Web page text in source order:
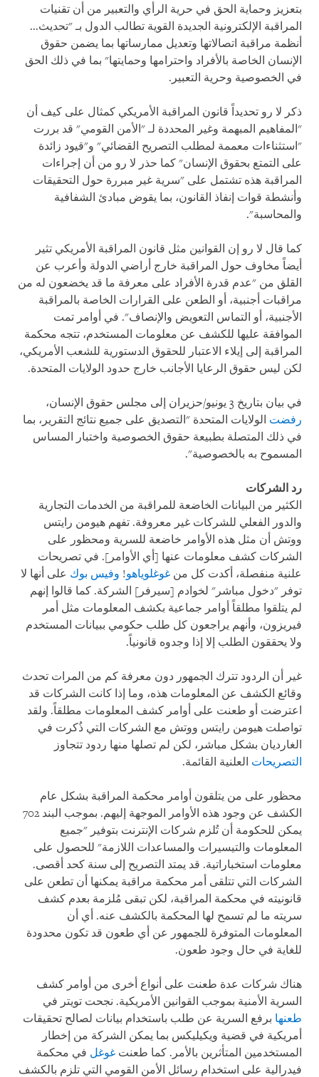
بتعزيز وحماية الحق في حرية الرأي والتعبير من أن تقنيات
المراقبة الإلكترونية الجديدة القوية تطالب الدول بـ "تحديث...
أنظمة مراقبة اتصالاتها وتعديل ممارساتها بما يضمن حقوق
الإنسان الخاصة بالأفراد واحترامها وحمايتها" بما في ذلك الحق
في الخصوصية وحرية التعبير.
ذكر لا رو تحديداً قانون المراقبة الأمريكي كمثال على كيف أن
"المفاهيم المبهمة وغير المحددة لـ "الأمن القومي" قد بررت
"استثناءات معممة لمطلب التصريح القضائي" و"قيود زائدة
على التمتع بحقوق الإنسان" كما حذر لا رو من أن إجراءات
المراقبة هذه تشتمل على "سرية غير مبررة حول التحقيقات
وأنشطة قوات إنفاذ القانون، بما يقوض مبادئ الشفافية
والمحاسبة".
كما قال لا رو إن القوانين مثل قانون المراقبة الأمريكي تثير
أيضاً مخاوف حول المراقبة خارج أراضي الدولة وأعرب عن
القلق من "عدم قدرة الأفراد على معرفة ما قد يخضعون له من
مراقبات أجنبية، أو الطعن على القرارات الخاصة بالمراقبة
الأجنبية، أو التماس التعويض والإنصاف". في أوامر تمت
الموافقة عليها للكشف عن معلومات المستخدم، تتجه محكمة
المراقبة إلى إيلاء الاعتبار للحقوق الدستورية للشعب الأمريكي،
لكن ليس حقوق الرعايا الأجانب خارج حدود الولايات المتحدة.
في بيان بتاريخ 3 يونيو/حزيران إلى مجلس حقوق الإنسان،
رفضت الولايات المتحدة "التصديق على جميع نتائج التقرير، بما
في ذلك المتصلة بطبيعة حقوق الخصوصية واختبار المساس
المسموح به بالخصوصية".
رد الشركات
الكثير من البيانات الخاضعة للمراقبة من الخدمات التجارية
والدور الفعلي للشركات غير معروفة. تفهم هيومن رايتس
ووتش أن مثل هذه الأوامر خاضعة للسرية ومحظور على
الشركات كشف معلومات عنها [أي الأوامر]. في تصريحات
علنية منفصلة، أكدت كل من غوغلوياهو! وفيس بوك على أنها لا
توفر "دخول مباشر" لخوادم [سيرفر] الشركة. كما قالوا إنهم
لم يتلقوا مطلقاً أوامر جماعية بكشف المعلومات مثل أمر
فيريزون، وأنهم يراجعون كل طلب حكومي ببيانات المستخدم
ولا يحققون الطلب إلا إذا وجدوه قانونياً.
غير أن الردود تترك الجمهور دون معرفة كم من المرات تحدث
وقائع الكشف عن المعلومات هذه، وما إذا كانت الشركات قد
اعترضت أو طعنت على أوامر كشف المعلومات مطلقاً. ولقد
تواصلت هيومن رايتس ووتش مع الشركات التي ذُكرت في
الغارديان بشكل مباشر، لكن لم تصلها منها ردود تتجاوز
التصريحات العلنية القائمة.
محظور على من يتلقون أوامر محكمة المراقبة بشكل عام
الكشف عن وجود هذه الأوامر الموجهة إليهم. بموجب البند 702
يمكن للحكومة أن تُلزم شركات الإنترنت بتوفير "جميع
المعلومات والتيسيرات والمساعدات اللازمة" للحصول على
معلومات استخباراتية. قد يمتد التصريح إلى سنة كحد أقصى.
الشركات التي تتلقى أمر محكمة مراقبة يمكنها أن تطعن على
قانونيته في محكمة المراقبة، لكن تبقى مُلزمة بعدم كشف
سريته ما لم تسمح لها المحكمة بالكشف عنه. أي أن
المعلومات المتوفرة للجمهور عن أي طعون قد تكون محدودة
للغاية في حال وجود طعون.
هناك شركات عدة طعنت على أنواع أخرى من أوامر كشف
السرية الأمنية بموجب القوانين الأمريكية. نجحت تويتر في
طعنها برفع السرية عن طلب باستخدام بيانات لصالح تحقيقات
أمريكية في قضية ويكيليكس بما يمكن الشركة من إخطار
المستخدمين المتأثرين بالأمر. كما طعنت غوغل في محكمة
فيدرالية على استخدام رسائل الأمن القومي التي تلزم بالكشف